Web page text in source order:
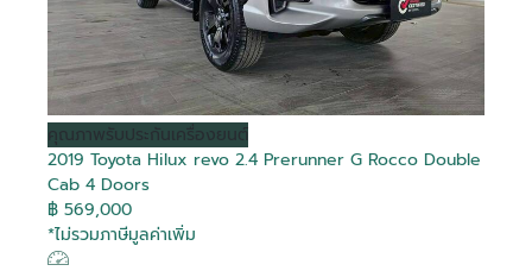
คุณภาพรับประกันเครื่องยนต์
2019 Toyota Hilux revo 2.4 Prerunner G Rocco Double
Cab 4 Doors
฿ 569,000
*ไม่รวมภาษีมูลค่าเพิ่ม